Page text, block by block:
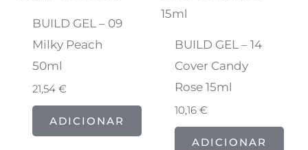
BUILD GEL – 09
Milky Peach
50ml
21,54 €
ADICIONAR
BUILD GEL – 14
Cover Candy
Rose 15ml
10,16€
ADICIONAR